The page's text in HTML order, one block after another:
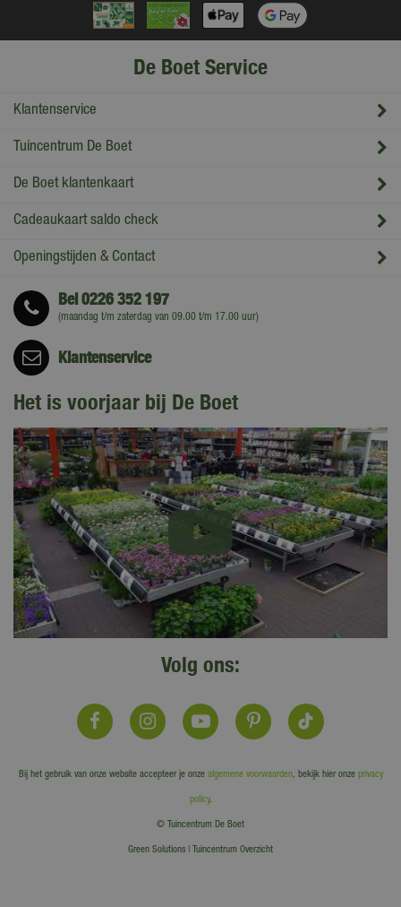
De Boet Service
Klantenservice
Tuincentrum De Boet
De Boet klantenkaart
Cadeaukaart saldo check
Openingstijden & Contact
Bel0226 352 197
(maandag t/m zaterdag van 09.00 t/m 17.00 uur)
Klantenservice
Het is voorjaar bij De Boet
Volg ons:
Bij het gebruik van onze website accepteer je onze algemene voorwaarden, bekijk hier onze privacy
policy.
© Tuincentrum De Boet
Green Solutions Tuincentrum Overzicht